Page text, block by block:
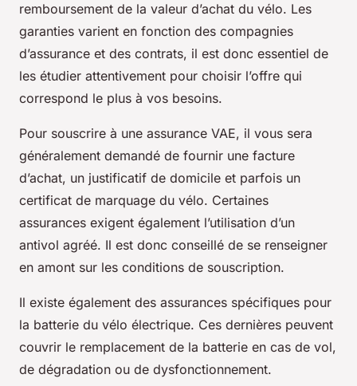
remboursement de la valeur d’achat du vélo. Les
garanties varient en fonction des compagnies
d’assurance et des contrats, il est donc essentiel de
les étudier attentivement pour choisir l’offre qui
correspond le plus à vos besoins.
Pour souscrire à une assurance VAE, il vous sera
généralement demandé de fournir une facture
d’achat, un justificatif de domicile et parfois un
certificat de marquage du vélo. Certaines
assurances exigent également l’utilisation d’un
antivol agréé. Il est donc conseillé de se renseigner
en amont sur les conditions de souscription.
Il existe également des assurances spécifiques pour
la batterie du vélo électrique. Ces dernières peuvent
couvrir le remplacement de la batterie en cas de vol,
de dégradation ou de dysfonctionnement.